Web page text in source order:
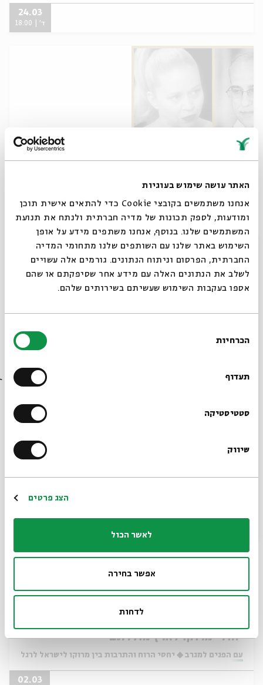
האתר עושה שימוש בעוגיות
אנחנו משתמשים בקובצי Cookie כדי להתאים אישית תוכן
ומודעות, לספק תכונות של מדיה חברתית ולנתח את תנועת
המשתמשים שלנו. בנוסף, אנחנו משתפים מידע על אופן
השימוש באתר שלנו עם השותפים שלנו מתחומי המדיה
החברתית, הפרסום וניתוח הנתונים. גורמים אלה עשויים
לשלב את הנתונים האלה עם מידע אחר שסיפקתם או שהם
אספו בעקבות השימוש שעשיתם בשירותים שלהם.
הסכמה
הכרחיות
תעדוף
סטטיסטיקה
שיווק
הצג פרטים
לאשר הכול
אפשר בחירה
לדחות
24.03
ד' | 18:00
בישראל ומחוצה לה
17.03
ד' | 18:00
בראי הקולנוע
09.03
יהודי מרוקו לארץ מולדתם
מתוך:
עם הפנים למגרב ◆ יחסי הרוח והתרבות בין מרוקו לישראל לרגל
02.03
סגור